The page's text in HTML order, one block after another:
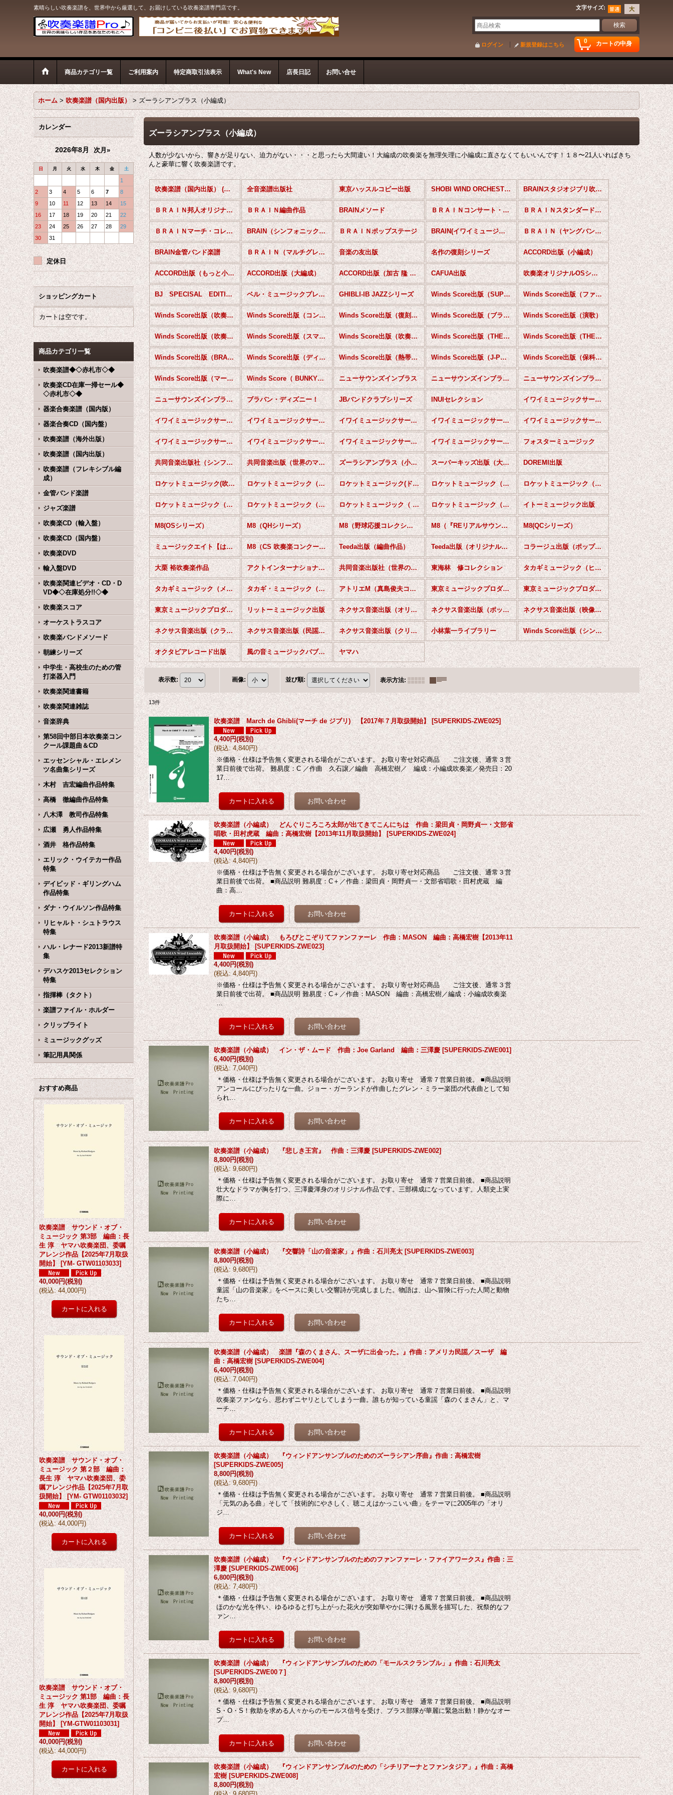
素晴らしい吹奏楽譜を、世界中から厳選して、お届けしている吹奏楽譜専門店です。 文字サイズ:
0 カートの中身
ログイン 新規登録はこちら
商品カテゴリ一覧 ご利用案内 特定商取引法表示 What's New 店長日記 お問い合せ
ホーム > 吹奏楽譜（国内出版） > ズーラシアンブラス（小編成）
カレンダー
2026年8月 次月»
日 月 火 水 木 金 土
1
2
3 4 5 6 7
8
9
10 11 12 13 14
15
16
17 18 19 20 21
22
23
24 25 26 27 28
29
30
31
定休日
ショッピングカート
カートは空です。
商品カテゴリ一覧
吹奏楽譜◆◇赤札市◇◆
吹奏楽CD在庫一掃セール◆
◇赤札市◇◆
器楽合奏楽譜（国内版）
器楽合奏CD（国内盤）
吹奏楽譜（海外出版）
吹奏楽譜（国内出版）
吹奏楽譜（フレキシブル編
成）
金管バンド楽譜
ジャズ楽譜
吹奏楽CD（輸入盤）
吹奏楽CD（国内盤）
吹奏楽DVD
輸入盤DVD
吹奏楽関連ビデオ・CD・D
VD◆◇在庫処分!!◇◆
吹奏楽スコア
オーケストラスコア
吹奏楽バンドメソード
朝練シリーズ
中学生・高校生のための管
打楽器入門
吹奏楽関連書籍
吹奏楽関連雑誌
音楽辞典
第58回中部日本吹奏楽コン
クール課題曲＆CD
エッセンシャル・エレメン
ツ名曲集シリーズ
木村 吉宏編曲作品特集
高橋 徹編曲作品特集
八木澤 教司作品特集
広瀬 勇人作品特集
酒井 格作品特集
エリック・ウイテカー作品
特集
デイビッド・ギリングハム
作品特集
ダナ・ウイルソン作品特集
リヒャルト・シュトラウス
特集
ハル・レナード2013新譜特
集
デハスケ2013セレクション
特集
指揮棒（タクト）
楽譜ファイル・ホルダー
クリップライト
ミュージックグッズ
筆記用具関係
おすすめ商品
吹奏楽譜 サウンド・オブ・
ミュージック 第3部 編曲：長
生 淳 ヤマハ吹奏楽団、委嘱
アレンジ作品【2025年7月取扱
開始】 [YM- GTW01103033]
40,000円(税別)
(税込: 44,000円)
吹奏楽譜 サウンド・オブ・
ミュージック 第２部 編曲：
長生 淳 ヤマハ吹奏楽団、委
嘱アレンジ作品【2025年7月取
扱開始】 [YM- GTW01103032]
40,000円(税別)
(税込: 44,000円)
吹奏楽譜 サウンド・オブ・
ミュージック 第1部 編曲：長
生 淳 ヤマハ吹奏楽団、委嘱
アレンジ作品【2025年7月取扱
開始】 [YM-GTW01103031]
40,000円(税別)
(税込: 44,000円)
ズーラシアンブラス（小編成）
人数が少ないから、響きが足りない、迫力がない・・・と思ったら大間違い！大編成の吹奏楽を無理矢理に小編成に直さなくてもいいんです！１８〜21人いればきち
んと豪華に響く吹奏楽譜です。
吹奏楽譜（国内出版） (全商品) 全音楽譜出版社 東京ハッスルコピー出版 SHOBI WIND ORCHESTRA POPS SELECTION BRAINスタジオジブリ吹奏楽作品集
ＢＲＡＩＮ邦人オリジナル作品 ＢＲＡＩＮ編曲作品 BRAINメソード ＢＲＡＩＮコンサート・レパートリー・コレクション ＢＲＡＩＮスタンダードブラスシリーズ
ＢＲＡＩＮマーチ・コレクション BRAIN（シンフォニックジャズ＆ポップスシリーズ） ＢＲＡＩＮポップステージ BRAIN(イワイミュージック） ＢＲＡＩＮ（ヤングバンドシリーズ）
BRAIN金管バンド楽譜 ＢＲＡＩＮ（マルチグレードシリーズ） 音楽の友出版 名作の復刻シリーズ ACCORD出版（小編成）
ACCORD出版（もっと小編成） ACCORD出版（大編成） ACCORD出版（加古 隆 作品コレクション） CAFUA出版 吹奏楽オリジナルOSシリーズ
BJ SPECISAL EDITION ベル・ミュージックプレス出版 GHIBLI-IB JAZZシリーズ Winds Score出版（SUPER SOUND COLLECTION） Winds Score出版（ファンファーレ集シリーズ）
Winds Score出版（吹奏楽セレクション） Winds Score出版（コンクールピース） Winds Score出版（復刻シリーズ） Winds Score出版（ブラスロック） Winds Score出版（演歌）
Winds Score出版（吹奏楽ポップス） Winds Score出版（スマートスコア） Winds Score出版（吹奏楽メドレー） Winds Score出版（THE 刑事シリーズ） Winds Score出版（THE テーマシリーズ）
Winds Score出版（BRASS＆CHORUS） Winds Score出版（ディズニー） Winds Score出版（熱帯ジャズ楽団シリーズ） Winds Score出版（J-POP甲子園） Winds Score出版（保科洋ミュージックライブラリー）
Winds Score出版（マーチシリーズ） Winds Score（ BUNKYO SIENA POPS） ニューサウンズインブラス ニューサウンズインブラス （スペシャル） ニューサウンズインブラス（復刻版）
ニューサウンズインブラス（輸入版） ブラバン・ディズニー！ JBバンドクラブシリーズ INUIセレクション イワイミュージックサービス（ポピュラー）
イワイミュージックサービス（オリジナル） イワイミュージックサービス（流行歌） イワイミュージックサービス（マーチ） イワイミュージックサービス（日本物） イワイミュージックサービス（世界の民謡）
イワイミュージックサービス（クリスマスナンバー） イワイミュージックサービス（ポップ クラシック） イワイミュージックサービス（童謡・唱歌） イワイミュージックサービス（BRNコレクション） フォスターミュージック
共同音楽出版社（シンフォニックバンド） 共同音楽出版（世界のマーチ名曲選） ズーラシアンブラス（小編成） スーパーキッズ出版（大編成） DOREMI出版
ロケットミュージック(吹奏楽ゴールドポップ） ロケットミュージック（ももいろクローバーZシリーズ） ロケットミュージック(ドラゴンクエストシリーズ） ロケットミュージック（吹奏楽オリジナル） ロケットミュージック（究極の吹奏楽〜小編成）
ロケットミュージック（ブラバン！甲子園） ロケットミュージック（ポップステージ） ロケットミュージック（ 究極の吹奏楽〜FUNKY植田薫&武商吹部 編） ロケットミュージック（クラシックアレンジ） イトーミュージック出版
M8(OSシリーズ） M8（QHシリーズ） M8（野球応援コレクション） M8（『REリアルサウンドシリーズ） M8(QCシリーズ）
ミュージックエイト【はじめての吹奏楽楽曲集】 M8（CS 吹奏楽コンクール セレクションシリーズ） Teeda出版（編曲作品） Teeda出版（オリジナル作品） コラージュ出版（ポップス）
大栗 裕吹奏楽作品 アクトインターナショナル出版 共同音楽出版社（世界の吹奏楽名曲選） 東海林 修コレクション タカギミュージック（ヒットソング）
タカギミュージック（メドレー・２曲組等） タカギ・ミュージック（外国民謡等 演奏用） アトリエM（真島俊夫コレクション） 東京ミュージックプロダクション(コンサートシリーズ） 東京ミュージックプロダクション(コンクールシリーズ）
東京ミュージックプロダクション(秋葉原区立すいそうがく団！シリーズ） リットーミュージック出版 ネクサス音楽出版（オリジナル作品） ネクサス音楽出版（ポップス作品） ネクサス音楽出版（映像音楽作品）
ネクサス音楽出版（クラシック作品） ネクサス音楽出版（民謡・童謡・唱歌） ネクサス音楽出版（クリスマス） 小林葉一ライブラリー Winds Score出版（シンフォニックシリーズ）
オクタビアレコード出版 風の音ミュージックパブリッシング ヤマハ
表示数: 画像: 並び順: 表示方法:
13件
吹奏楽譜 March de Ghibli(マーチ de ジブリ) 【2017年７月取扱開始】 [SUPERKIDS-ZWE025]
4,400円(税別)
(税込: 4,840円)
※価格・仕様は予告無く変更される場合がございます。 お取り寄せ対応商品 ご注文後、通常３営
業日前後で出荷。 難易度：C ／作曲 久石譲／編曲 高橋宏樹／ 編成：小編成吹奏楽／発売日：20
17…
吹奏楽譜（小編成） どんぐりころころ太郎が出てきてこんにちは 作曲：梁田貞・岡野貞一・文部省
唱歌・田村虎蔵 編曲：高橋宏樹【2013年11月取扱開始】 [SUPERKIDS-ZWE024]
4,400円(税別)
(税込: 4,840円)
※価格・仕様は予告無く変更される場合がございます。 お取り寄せ対応商品 ご注文後、通常３営
業日前後で出荷。 ■商品説明 難易度：C＋／作曲：梁田貞・岡野貞一・文部省唱歌・田村虎蔵 編
曲：高…
吹奏楽譜（小編成） もろびとこぞりてファンファーレ 作曲：MASON 編曲：高橋宏樹【2013年11
月取扱開始】 [SUPERKIDS-ZWE023]
4,400円(税別)
(税込: 4,840円)
※価格・仕様は予告無く変更される場合がございます。 お取り寄せ対応商品 ご注文後、通常３営
業日前後で出荷。 ■商品説明 難易度：C＋／作曲：MASON 編曲：高橋宏樹／編成：小編成吹奏楽
…
吹奏楽譜（小編成） イン・ザ・ムード 作曲：Joe Garland 編曲：三澤慶 [SUPERKIDS-ZWE001]
6,400円(税別)
(税込: 7,040円)
＊価格・仕様は予告無く変更される場合がございます。 お取り寄せ 通常７営業日前後。 ■商品説明
アンコールにぴったりな一曲。ジョー・ガーランドが作曲したグレン・ミラー楽団の代表曲として知
られ…
吹奏楽譜（小編成） 『悲しき王宮』 作曲：三澤慶 [SUPERKIDS-ZWE002]
8,800円(税別)
(税込: 9,680円)
＊価格・仕様は予告無く変更される場合がございます。 お取り寄せ 通常７営業日前後。 ■商品説明
壮大なドラマが胸を打つ、三澤慶渾身のオリジナル作品です。三部構成になっています。人類史上実
際に…
吹奏楽譜（小編成） 『交響詩「山の音楽家」』作曲：石川亮太 [SUPERKIDS-ZWE003]
8,800円(税別)
(税込: 9,680円)
＊価格・仕様は予告無く変更される場合がございます。 お取り寄せ 通常７営業日前後。 ■商品説明
童謡「山の音楽家」をベースに美しい交響詩が完成しました。物語は、山へ冒険に行った人間と動物
たち…
吹奏楽譜（小編成） 楽譜『森のくまさん、スーザに出会った。』作曲：アメリカ民謡／スーザ 編
曲：高橋宏樹 [SUPERKIDS-ZWE004]
6,400円(税別)
(税込: 7,040円)
＊価格・仕様は予告無く変更される場合がございます。 お取り寄せ 通常７営業日前後。 ■商品説明
吹奏楽ファンなら、思わずニヤリとしてしまう一曲。誰もが知っている童謡「森のくまさん」と、マ
ーチ…
吹奏楽譜（小編成） 『ウィンドアンサンブルのためのズーラシアン序曲』作曲：高橋宏樹
[SUPERKIDS-ZWE005]
8,800円(税別)
(税込: 9,680円)
＊価格・仕様は予告無く変更される場合がございます。 お取り寄せ 通常７営業日前後。 ■商品説明
「元気のある曲」そして「技術的にやさしく、聴こえはかっこいい曲」をテーマに2005年の「オリ
ジ…
吹奏楽譜（小編成） 『ウィンドアンサンブルのためのファンファーレ・ファイアワークス』作曲：三
澤慶 [SUPERKIDS-ZWE006]
6,800円(税別)
(税込: 7,480円)
＊価格・仕様は予告無く変更される場合がございます。 お取り寄せ 通常７営業日前後。 ■商品説明
ほのかな光を伴い、ゆるゆると打ち上がった花火が突如華やかに弾ける風景を描写した、祝祭的なフ
ァン…
吹奏楽譜（小編成） 『ウィンドアンサンブルのための「モールスクランブル」』作曲：石川亮太
[SUPERKIDS-ZWE00７]
8,800円(税別)
(税込: 9,680円)
＊価格・仕様は予告無く変更される場合がございます。 お取り寄せ 通常７営業日前後。 ■商品説明
S・O・S！救助を求める人々からのモールス信号を受け、ブラス部隊が華麗に緊急出動！静かなオー
プ…
吹奏楽譜（小編成） 『ウィンドアンサンブルのための「シチリアーナとファンタジア」』作曲：高橋
宏樹 [SUPERKIDS-ZWE008]
8,800円(税別)